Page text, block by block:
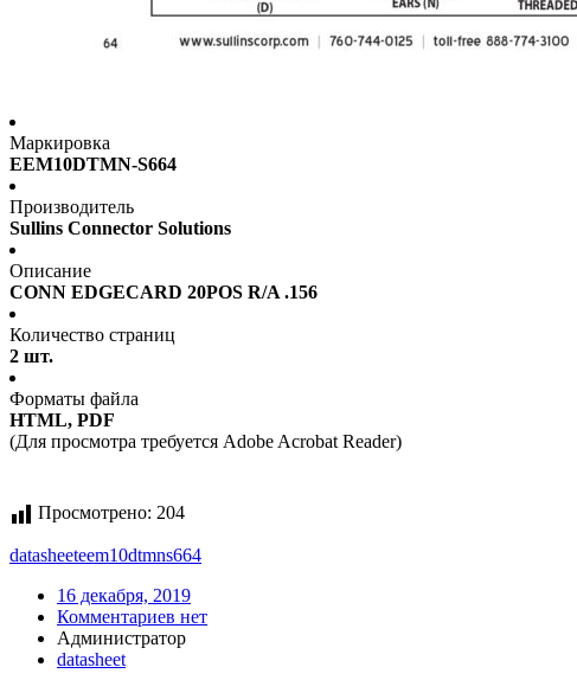
Маркировка
EEM10DTMN-S664
Производитель
Sullins Connector Solutions
Описание
CONN EDGECARD 20POS R/A .156
Количество страниц
2 шт.
Форматы файла
HTML, PDF
(Для просмотра требуется Adobe Acrobat Reader)
Просмотрено: 204
datasheeteem10dtmns664
16 декабря, 2019
Комментариев нет
Администратор
datasheet